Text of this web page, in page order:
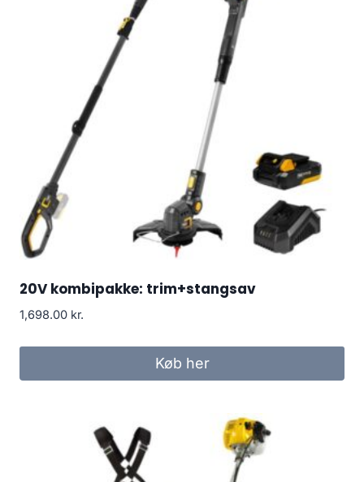
20V kombipakke: trim+stangsav
1,698.00 kr.
Køb her